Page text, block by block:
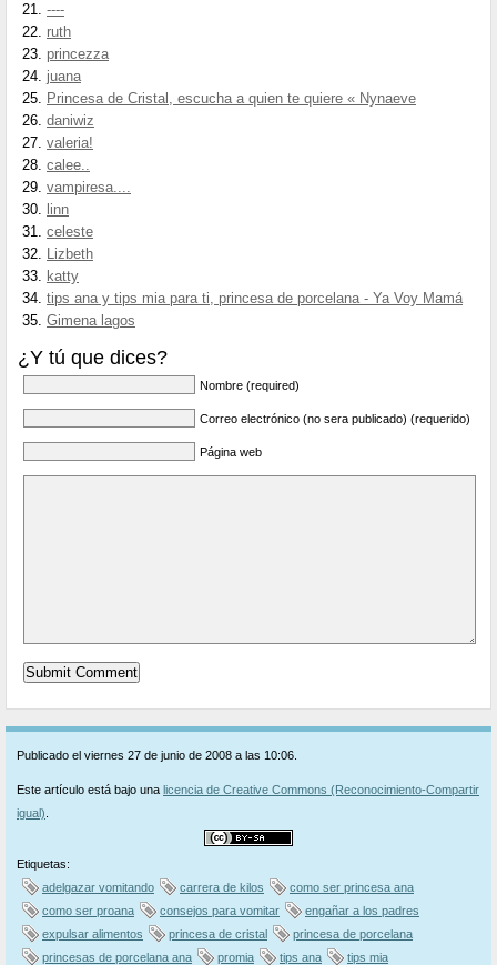
----
ruth
princezza
juana
Princesa de Cristal, escucha a quien te quiere « Nynaeve
daniwiz
valeria!
calee..
vampiresa....
linn
celeste
Lizbeth
katty
tips ana y tips mia para ti, princesa de porcelana - Ya Voy Mamá
Gimena lagos
¿Y tú que dices?
Nombre (required)
Correo electrónico (no sera publicado) (requerido)
Página web
Publicado el viernes 27 de junio de 2008 a las 10:06.
Este artículo está bajo una licencia de Creative Commons (Reconocimiento-Compartir
igual)
Etiquetas:
adelgazar vomitando
carrera de kilos
como ser princesa ana
como ser proana
consejos para vomitar
engañar a los padres
expulsar alimentos
princesa de cristal
princesa de porcelana
princesas de porcelana ana
promia tips ana
tips mia